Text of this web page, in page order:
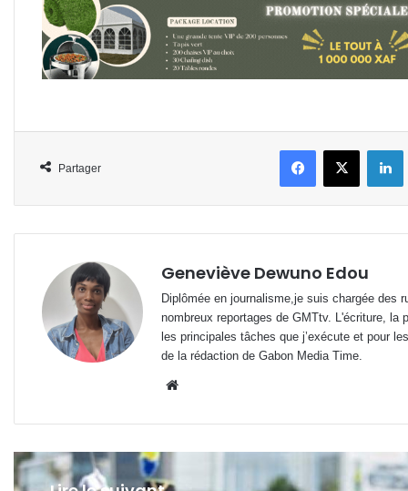
Partager
FacebookX
Geneviève Dewuno Edou
Diplômée en journalisme,je suis chargée des
nombreux reportages de GMTtv. L'écriture,
les principales tâches que j’exécute et pour
de la rédaction de Gabon Media Time.